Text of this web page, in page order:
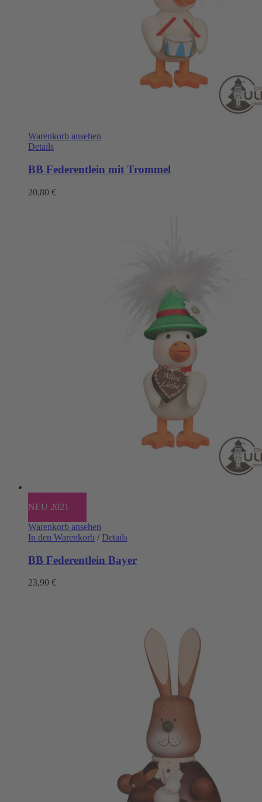
Warenkorb ansehen
Details
BB Federentlein mit Trommel
20,80 €
NEU 2021
Warenkorb ansehen
In den Warenkorb / Details
BB Federentlein Bayer
23,90 €